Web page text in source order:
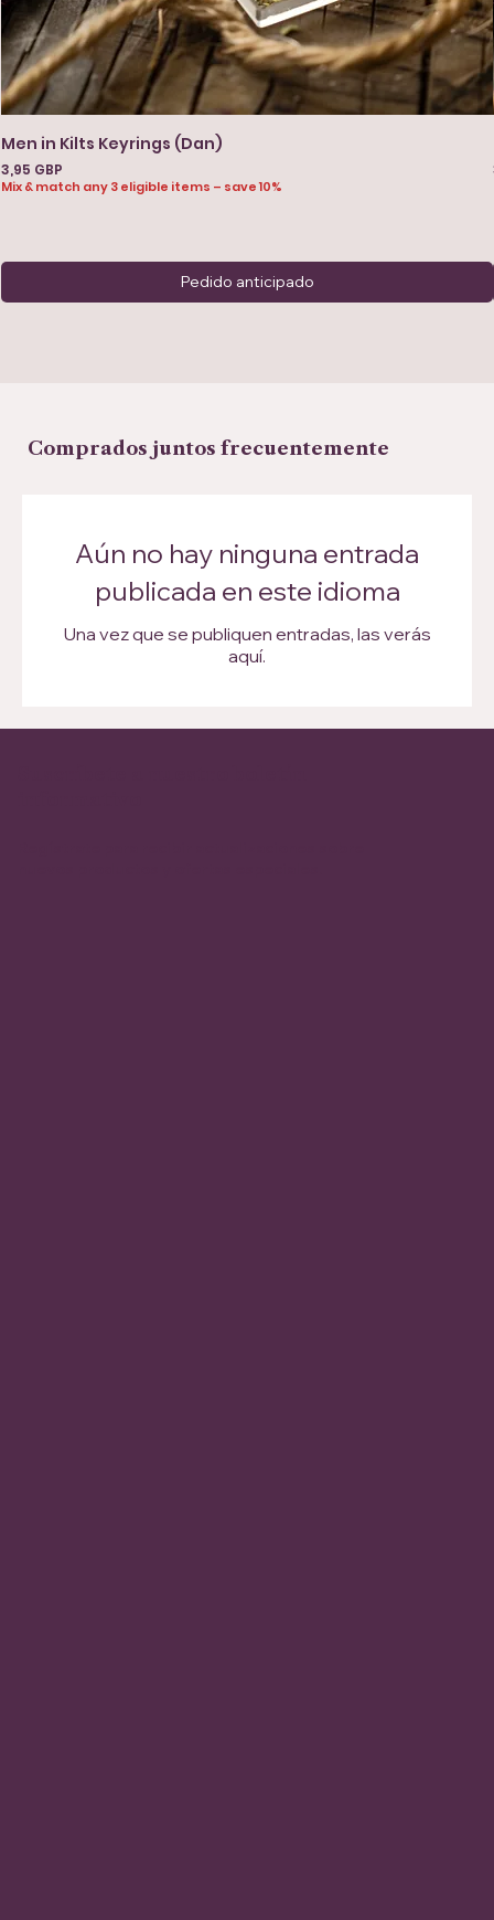
Men in Kilts Keyrings (Dan)
Precio
3,95 GBP
Mix & match any 3 eligible items – save 10%
Pedido anticipado
Comprados juntos frecuentemente
Aún no hay ninguna entrada
publicada en este idioma
Una vez que se publiquen entradas, las verás
aquí.